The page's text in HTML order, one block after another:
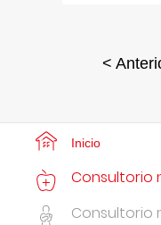
<
Inicio
Consultorio
Consultorio